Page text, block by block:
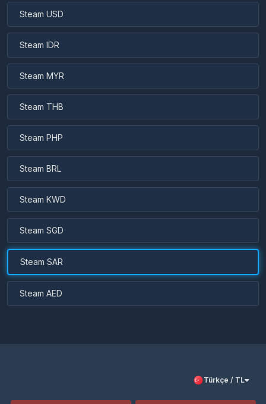
Steam USD
Steam IDR
Steam MYR
Steam THB
Steam PHP
Steam BRL
Steam KWD
Steam SGD
Steam SAR
Steam AED
Türkçe / TL